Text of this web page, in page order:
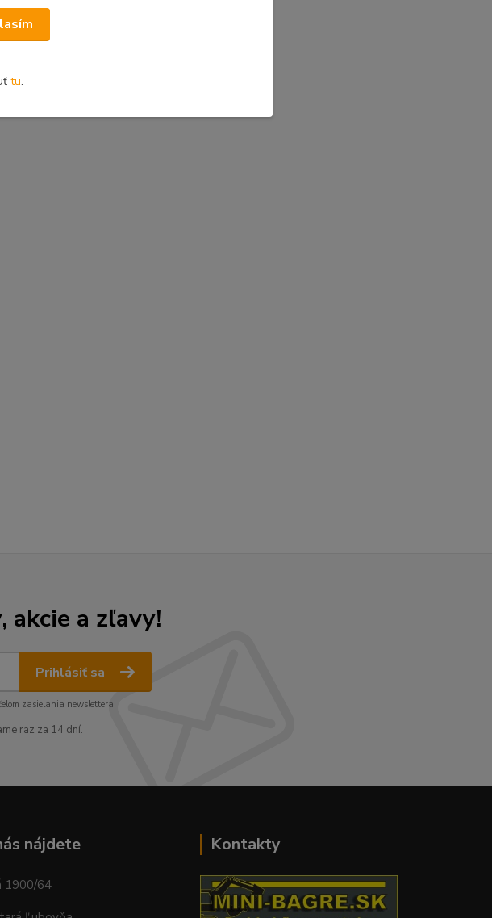
akcie a zľavy!
Prihlásiť sa
zasielania newslettera.
raz za 14 dní.
nájdete
1900/64
Kontakty
tu.